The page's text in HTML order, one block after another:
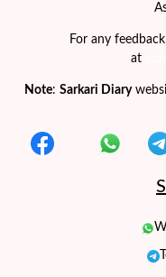
For any
at
Note: Sarkari Diary